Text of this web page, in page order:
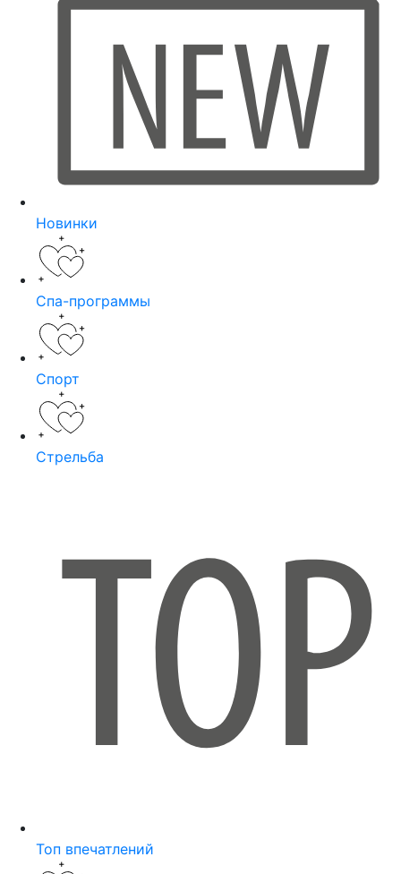
Новинки
Спа-программы
Спорт
Стрельба
Топ впечатлений